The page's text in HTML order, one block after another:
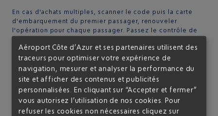
En cas d'achats multiples, scanner le code puis la carte
d'embarquement du premier passager, renouveler
l'opération pour chaque passager. Passez le contrôle de
rapidement ensalle d’embarquement.
OÙ EST POSITIONNÉE LA BORNE NICE ACCESS ?
, sur la gauche à l'entrée du
contrôle de sûreté. Veuillez empruntez la file prioritaire
signalée pour les membres duClub Airport Premier
L'accès au Nice Access est gratuit pour les enfants
Aéroport Côte d’Azur et ses partenaires utilisent des
traceurs pour optimiser votre expérience de
navigation, mesurer et analyser la performance du
site et afficher des contenus et publicités
personnalisées. En cliquant sur “Accepter et fermer”
vous autorisez l’utilisation de nos cookies. Pour
refuser les cookies non nécessaires cliquez sur